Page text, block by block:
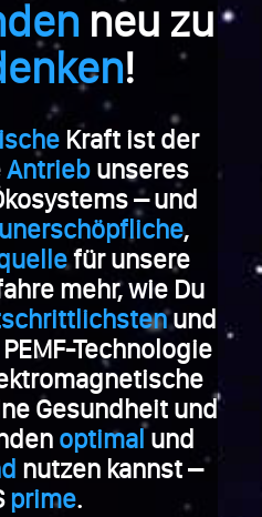
neu zu
!
Kraft ist der
Antriebunseres
– und
unerschöpfliche,
für unsere
mehr, wie Du
und
Technologie
Gesundheit und
optimalund
nutzen kannst –
prime.